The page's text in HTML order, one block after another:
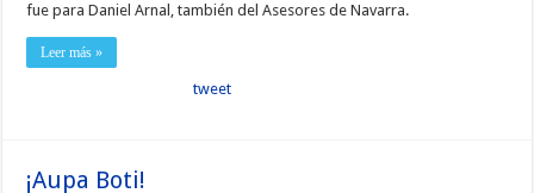
fue para Daniel Arnal, también del Asesores de Navarra.
Leer más »
tweet
¡Aupa Boti!